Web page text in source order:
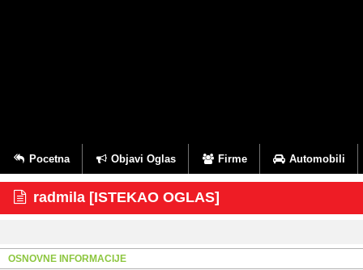
Pocetna Objavi Oglas Firme Automobili
radmila [ISTEKAO OGLAS]
OSNOVNE INFORMACIJE